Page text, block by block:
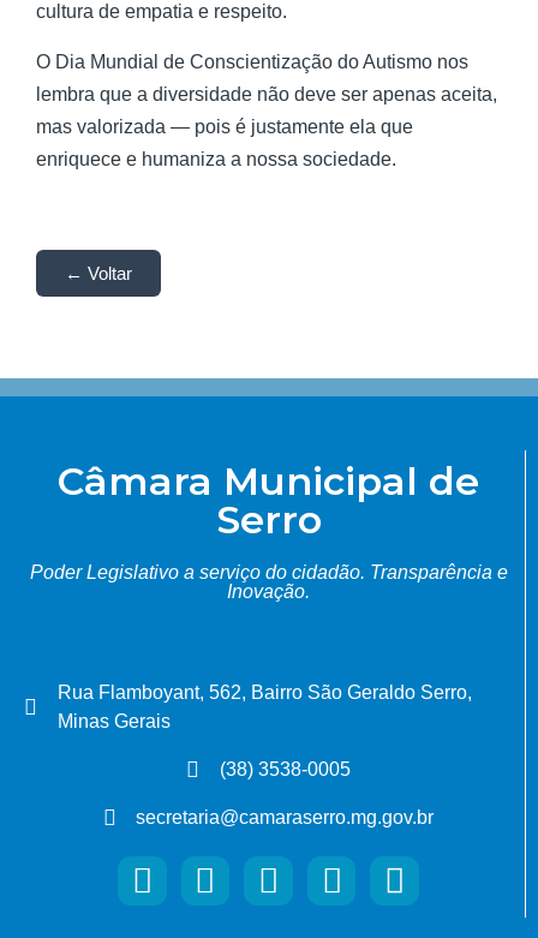
cultura de empatia e respeito.
O Dia Mundial de Conscientização do Autismo nos
lembra que a diversidade não deve ser apenas aceita,
mas valorizada — pois é justamente ela que
enriquece e humaniza a nossa sociedade.
← Voltar
Câmara Municipal de
Serro
Poder Legislativo a serviço do cidadão. Transparência e
Inovação.
Rua Flamboyant, 562, Bairro São Geraldo Serro,
Minas Gerais
(38) 3538-0005
secretaria@camaraserro.mg.gov.br